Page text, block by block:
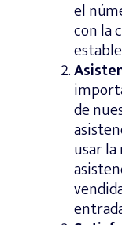
el
con la
de
usar